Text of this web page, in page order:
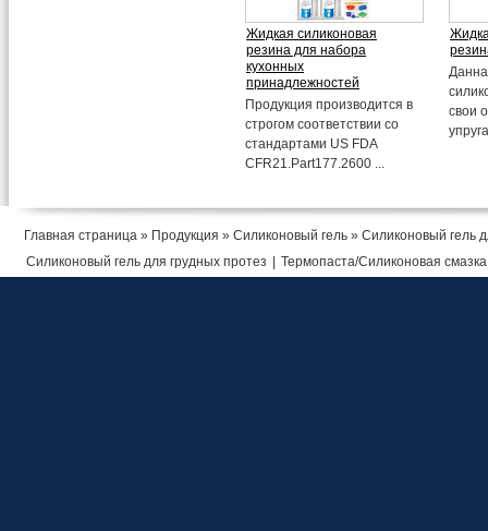
Жидкая силиконовая
резина для набора
кухонных
принадлежностей
Продукция производится в
строгом соответствии со
стандартами US FDA
CFR21.Part177.2600 ...
свои
Главная страница » Продукция » Силиконовый гель » Силиконовый гель
Силиконовый гель для грудных протез
Термопаста/Силиконовая смазка